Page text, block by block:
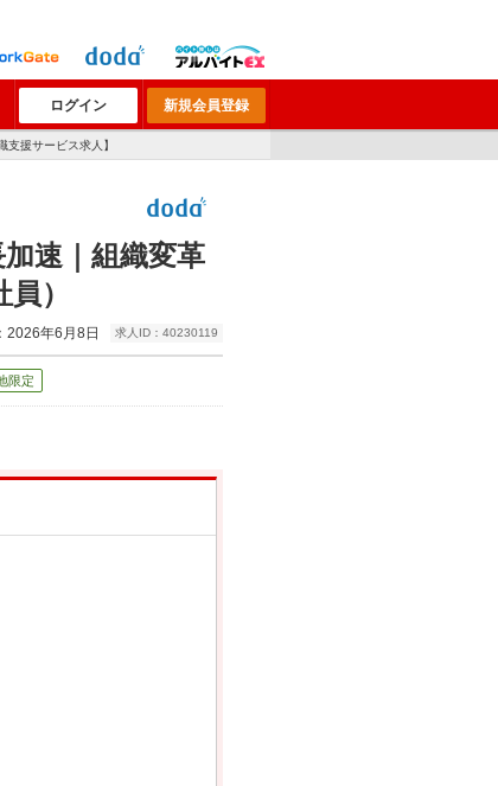
ログイン 新規会員登録
援サービス求人】
速｜組織変革
）
2026年6月8日 求人ID：40230119
限定